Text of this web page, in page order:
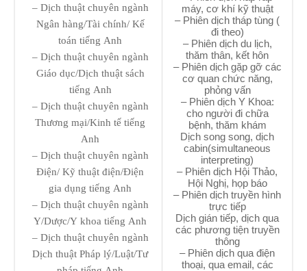
– Dịch thuật chuyên ngành
Ngân hàng/Tài chính/ Kế
toán tiếng Anh
– Dịch thuật chuyên ngành
Giáo dục/Dịch thuật sách
tiếng Anh
– Dịch thuật chuyên ngành
Thương mại/Kinh tế tiếng
Anh
– Dịch thuật chuyên ngành
Điện/ Kỹ thuật điện/Điện
gia dụng tiếng Anh
– Dịch thuật chuyên ngành
Y/Dược/Y khoa tiếng Anh
– Dịch thuật chuyên ngành
Dịch thuật Pháp lý/Luật/Tư
máy, cơ khí kỹ thuật
– Phiên dịch tháp tùng (
đi theo)
– Phiên dịch du lịch,
thăm thân, kết hôn
– Phiên dịch gặp gỡ các
cơ quan chức năng,
phỏng vấn
– Phiên dịch Y Khoa:
cho người đi chữa
bệnh, thăm khám
Dịch song song, dịch
cabin(simultaneous
interpreting)
– Phiên dịch Hội Thảo,
Hội Nghị, họp báo
– Phiên dịch truyền hình
trực tiếp
Dịch gián tiếp, dịch qua
các phương tiện truyền
thông
– Phiên dịch qua điện
thoại, qua email, các